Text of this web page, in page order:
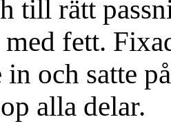
till rätt
med fett.
in och satte
alla delar.